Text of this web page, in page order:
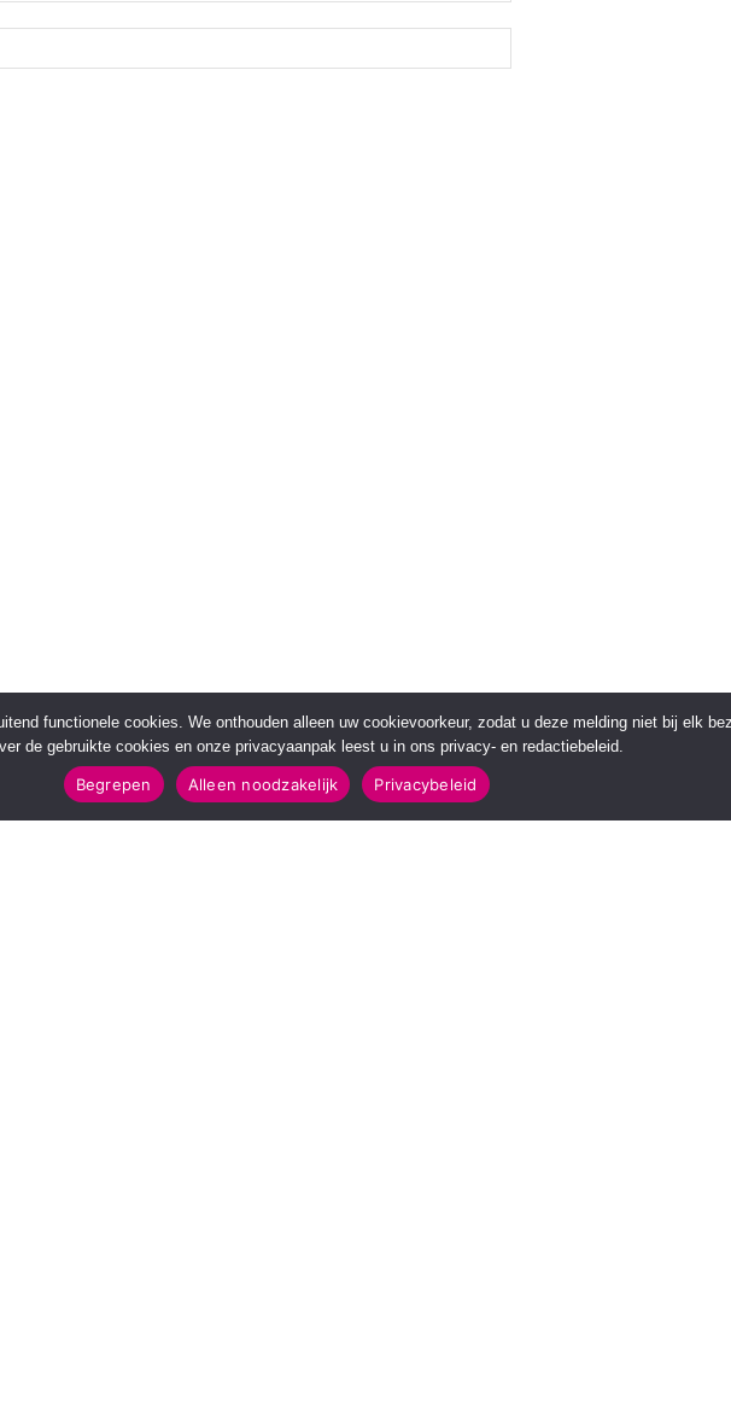
functionele cookies. We onthouden alleen uw cookievoorkeur, zodat u deze melding niet bij elk
de gebruikte cookies en onze privacyaanpak leest u in ons privacy- en redactiebeleid.
Begrepen Alleen noodzakelijk Privacybeleid